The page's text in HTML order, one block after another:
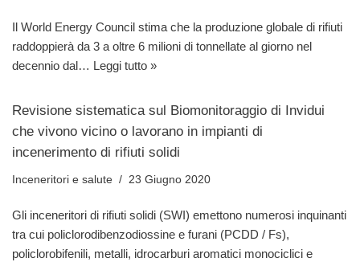
Il World Energy Council stima che la produzione globale di rifiuti
raddoppierà da 3 a oltre 6 milioni di tonnellate al giorno nel
decennio dal… Leggi tutto »
Revisione sistematica sul Biomonitoraggio di Invidui
che vivono vicino o lavorano in impianti di
incenerimento di rifiuti solidi
Inceneritori e salute 23 Giugno 2020
Gli inceneritori di rifiuti solidi (SWI) emettono numerosi inquinanti
tra cui policlorodibenzodiossine e furani (PCDD / Fs),
policlorobifenili, metalli, idrocarburi aromatici monociclici e